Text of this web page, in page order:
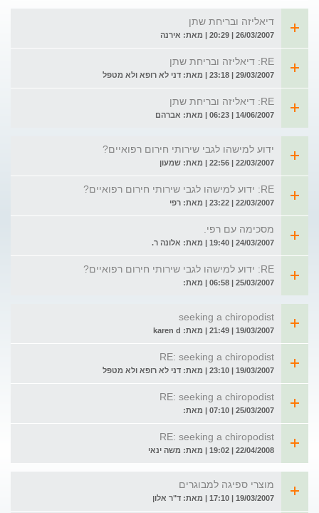
דיאליזה ובריחת שתן
26/03/2007 | 20:29 | מאת: אירנה
RE: דיאליזה ובריחת שתן
29/03/2007 | 23:18 | מאת: דני לא רופא ולא מטפל
RE: דיאליזה ובריחת שתן
14/06/2007 | 06:23 | מאת: אברהם
ידוע למישהו לגבי שירותי חירום רפואיים?
22/03/2007 | 22:56 | מאת: שמעון
RE: ידוע למישהו לגבי שירותי חירום רפואיים?
22/03/2007 | 23:22 | מאת: רפי
מסכימה עם רפי.
24/03/2007 | 19:40 | מאת: אלונה ר.
RE: ידוע למישהו לגבי שירותי חירום רפואיים?
25/03/2007 | 06:58 | מאת:
seeking a chiropodist
19/03/2007 | 21:49 | מאת: karen d
RE: seeking a chiropodist
19/03/2007 | 23:10 | מאת: דני לא רופא ולא מטפל
RE: seeking a chiropodist
25/03/2007 | 07:10 | מאת:
RE: seeking a chiropodist
22/04/2008 | 19:02 | מאת: משה ינאי
מוצרי ספיגה למבוגרים
19/03/2007 | 17:10 | מאת: ד"ר אלון